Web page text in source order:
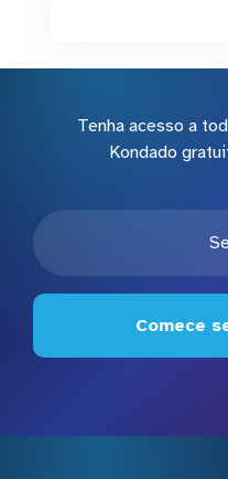
Tenha acesso a
Kondado
Comece